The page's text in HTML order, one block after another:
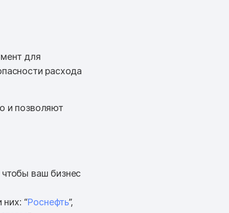
для
расхода
и позволяют
ваш бизнес
“Роснефть”,